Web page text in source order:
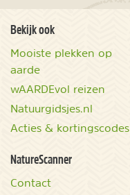
Bekijk ook
Mooiste plekken op
aarde
wAARDEvol reizen
Natuurgidsjes.nl
Acties & kortingscodes
NatureScanner
Contact